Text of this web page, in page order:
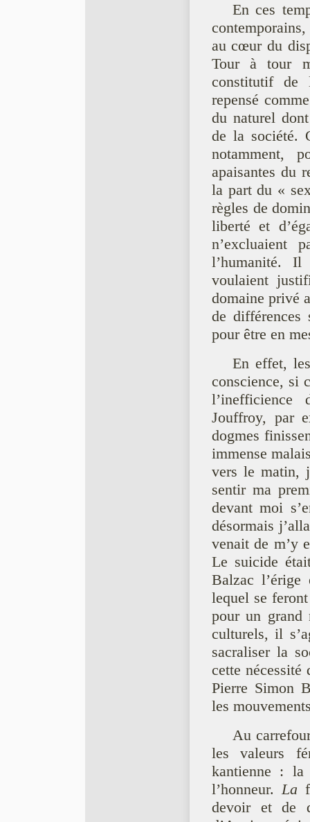
En ces
au cœur du
Tour à tour
constitutif de
repensé
du naturel
de la société.
notamment,
apaisantes du
la part du «
règles de
liberté et
n’excluaient
l’humanité.
voulaient
domaine privé
de différences
pour être en
En effet,
conscience, si
l’inefficience
Jouffroy, par
dogmes
immense
vers le matin,
sentir ma
devant moi
désormais
venait de m’y
Le suicide
Balzac
lequel se
pour un grand
culturels, il
sacraliser la
cette nécessité
Pierre Simon
les
Au
les valeurs
kantienne : la
l’honneur. La
devoir et de